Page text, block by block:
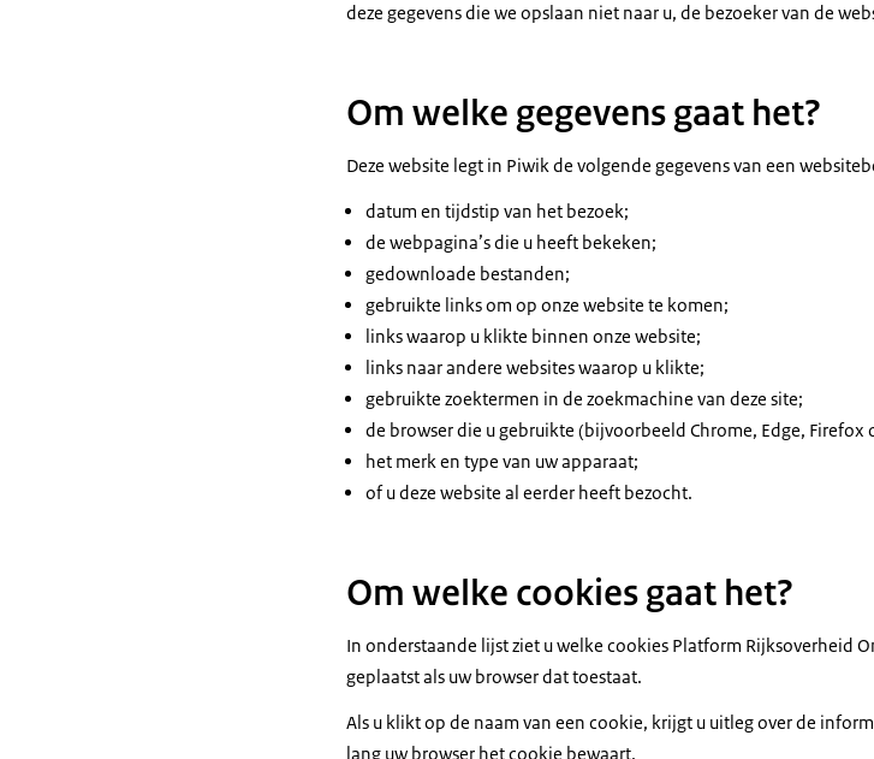
deze gegevens die we opslaan niet naar u, de bezoeker van de
Om welke gegevens gaat het?
Deze website legt in Piwik de volgende gegevens van een
datum en tijdstip van het bezoek;
de webpagina’s die u heeft bekeken;
gedownloade bestanden;
gebruikte links om op onze website te komen;
links waarop u klikte binnen onze website;
links naar andere websites waarop u klikte;
gebruikte zoektermen in de zoekmachine van deze site;
de browser die u gebruikte (bijvoorbeeld Chrome, Edge, Firefox
het merk en type van uw apparaat;
of u deze website al eerder heeft bezocht.
Om welke cookies gaat het?
In onderstaande lijst ziet u welke cookies Platform Rijksoverheid
geplaatst als uw browser dat toestaat.
Als u klikt op de naam van een cookie, krijgt u uitleg over de
lang uw browser het cookie bewaart.